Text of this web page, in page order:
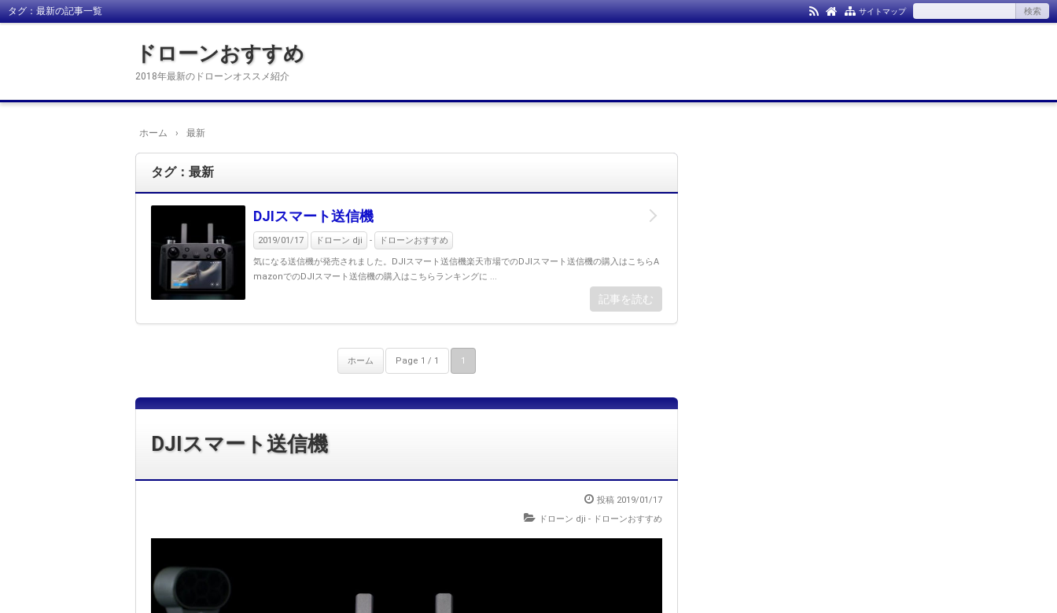
タグ：最新の記事一覧 サイトマップ
ドローンおすすめ
2018年最新のドローンオススメ紹介
ホーム › 最新
タグ：最新
DJIスマート送信機
2019/01/17 ドローン dji - ドローンおすすめ
気になる送信機が発売されました。DJIスマート送信機楽天市場でのDJIスマート送信機の購入はこちらA
mazonでのDJIスマート送信機の購入はこちらランキングに ...
記事を読む
ホーム Page 1 / 1 1
DJIスマート送信機
投稿 2019/01/17
ドローン dji - ドローンおすすめ